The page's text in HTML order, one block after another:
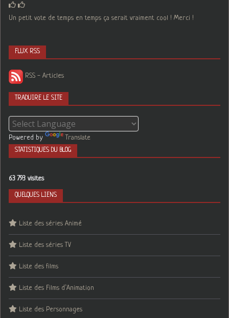
Un petit vote de temps en temps ça serait vraiment cool ! Merci !
FLUX RSS
RSS - Articles
TRADUIRE LE SITE
Powered by Translate
STATISTIQUES DU BLOG
63 793 visites
QUELQUES LIENS
Liste des séries Animé
Liste des séries TV
Liste des films
Liste des Films d’Animation
Liste des Personnages